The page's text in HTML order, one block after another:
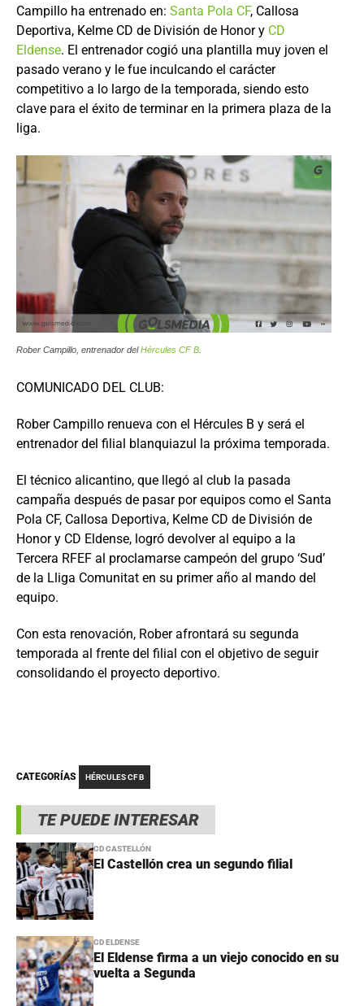
TE PUEDE INTERESAR
CD CASTELLÓN
El Castellón crea un segundo filial
CD ELDENSE
El Eldense firma a un viejo conocido en su
vuelta a Segunda
Campillo ha entrenado en: Santa Pola CF, Callosa
Deportiva, Kelme CD de División de Honor y CD
Eldense. El entrenador cogió una plantilla muy joven el
pasado verano y le fue inculcando el carácter
competitivo a lo largo de la temporada, siendo esto
clave para el éxito de terminar en la primera plaza de la
liga.
Rober Campillo, entrenador delHércules CF B
COMUNICADO DEL CLUB:
Rober Campillo renueva con el Hércules B y será el
entrenador del filial blanquiazul la próxima temporada.
El técnico alicantino, que llegó al club la pasada
campaña después de pasar por equipos como el Santa
Pola CF, Callosa Deportiva, Kelme CD de División de
Honor y CD Eldense, logró devolver al equipo a la
Tercera RFEF al proclamarse campeón del grupo ‘Sud’
de la Lliga Comunitat en su primer año al mando del
equipo.
Con esta renovación, Rober afrontará su segunda
temporada al frente del filial con el objetivo de seguir
consolidando el proyecto deportivo.
CATEGORÍAS HÉRCULES CF B